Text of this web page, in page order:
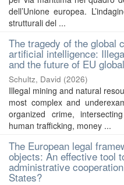
dell’Unione europea.
strutturali del ...
The tragedy of the global
artificial intelligence:
and the future of EU
Schultz, David (2026)
Illegal mining and natural
most complex and
organized crime,
human trafficking, money ...
The European legal
objects: An effective tool
administrative
States?